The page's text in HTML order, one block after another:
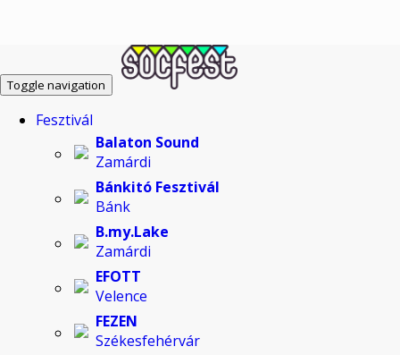
Toggle navigation
Fesztivál
Balaton Sound
Zamárdi
Bánkitó Fesztivál
Bánk
B.my.Lake
Zamárdi
EFOTT
Velence
FEZEN
Székesfehérvár